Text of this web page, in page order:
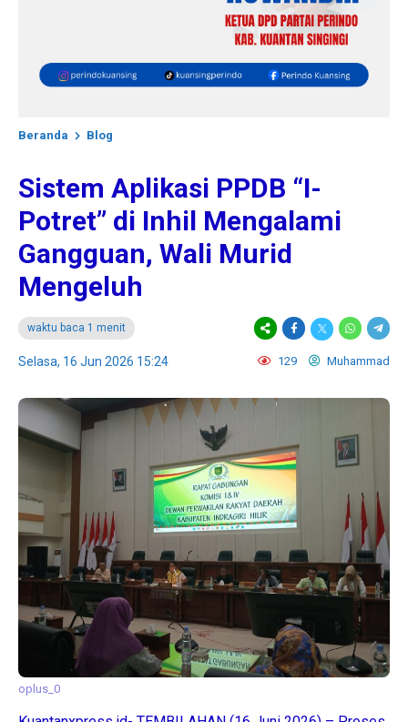
Beranda Blog
Sistem Aplikasi PPDB “I-
Potret” di Inhil Mengalami
Gangguan, Wali Murid
Mengeluh
waktu baca 1 menit
Selasa, 16 Jun 2026 15:24 129 Muhammad
oplus_0